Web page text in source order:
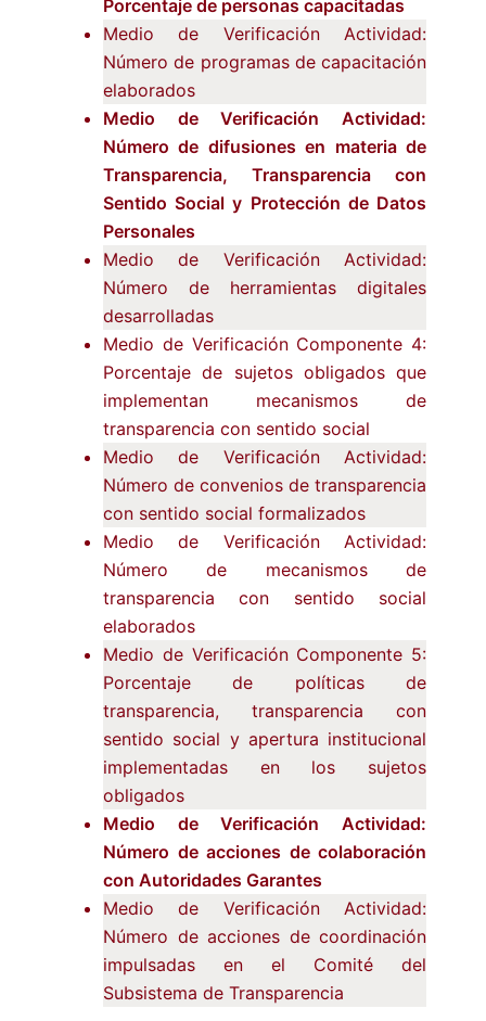
Porcentaje de personas capacitadas
Medio de Verificación Actividad:
Número de programas de capacitación
elaborados
Medio de Verificación Actividad:
Número de difusiones en materia de
Transparencia, Transparencia con
Sentido Social y Protección de Datos
Personales
Medio de Verificación Actividad:
Número de herramientas digitales
desarrolladas
Medio de Verificación Componente 4:
Porcentaje de sujetos obligados que
implementan mecanismos de
transparencia con sentido social
Medio de Verificación Actividad:
Número de convenios de transparencia
con sentido social formalizados
Medio de Verificación Actividad:
Número de mecanismos de
transparencia con sentido social
elaborados
Medio de Verificación Componente 5:
Porcentaje de políticas de
transparencia, transparencia con
sentido social y apertura institucional
implementadas en los sujetos
obligados
Medio de Verificación Actividad:
Número de acciones de colaboración
con Autoridades Garantes
Medio de Verificación Actividad:
Número de acciones de coordinación
impulsadas en el Comité del
Subsistema de Transparencia